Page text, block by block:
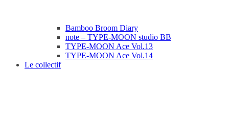
Bamboo Broom Diary
note – TYPE-MOON studio BB
TYPE-MOON Ace Vol.13
TYPE-MOON Ace Vol.14
Le collectif